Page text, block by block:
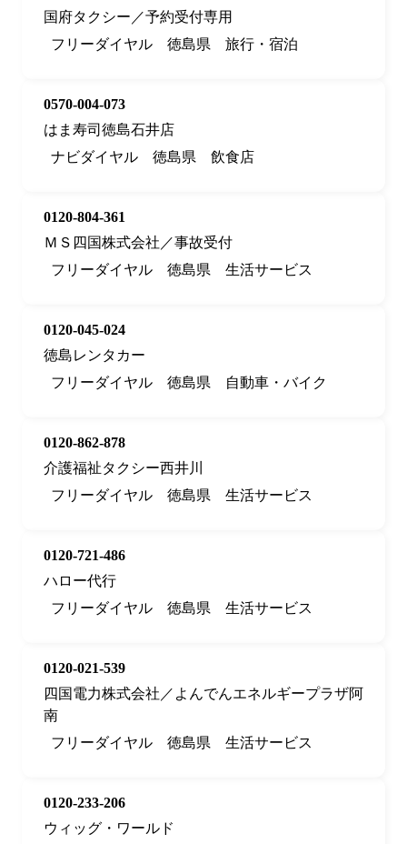
国府タクシー／予約受付専用
フリーダイヤル
徳島県 旅行・宿泊
0570-004-073
はま寿司徳島石井店
ナビダイヤル
徳島県 飲食店
0120-804-361
ＭＳ四国株式会社／事故受付
フリーダイヤル
徳島県 生活サービス
0120-045-024
徳島レンタカー
フリーダイヤル
徳島県 自動車・バイク
0120-862-878
介護福祉タクシー西井川
フリーダイヤル
徳島県 生活サービス
0120-721-486
ハロー代行
フリーダイヤル
徳島県 生活サービス
0120-021-539
四国電力株式会社／よんでんエネルギープラザ阿
南
フリーダイヤル
徳島県 生活サービス
0120-233-206
ウィッグ・ワールド